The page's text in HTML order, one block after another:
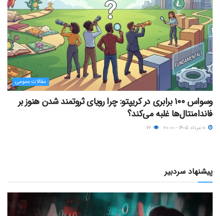
مقالات عمومی
وسواس ۱۰۰ برابری در کریپتو: چرا رویای ثروتمند شدن هنوز بر
فاندامنتال‌ها غلبه می‌کند؟
پیشنهاد سردبیر